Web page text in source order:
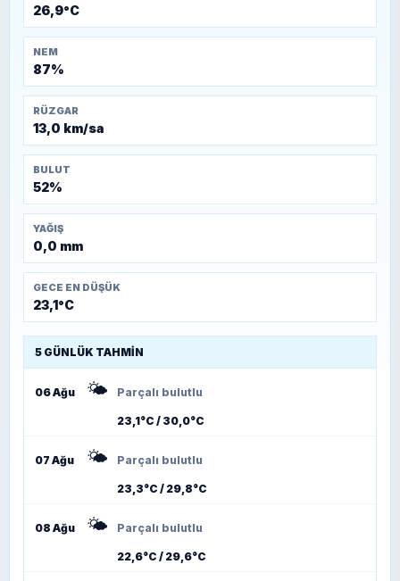
26,9°C
NEM
87%
RÜZGAR
13,0 km/sa
BULUT
52%
YAĞIŞ
0,0 mm
GECE EN DÜŞÜK
23,1°C
5 GÜNLÜK TAHMIN
06 Ağu 🌤️ Parçalı bulutlu
23,1°C / 30,0°C
07 Ağu 🌤️ Parçalı bulutlu
23,3°C / 29,8°C
08 Ağu 🌤️ Parçalı bulutlu
22,6°C / 29,6°C